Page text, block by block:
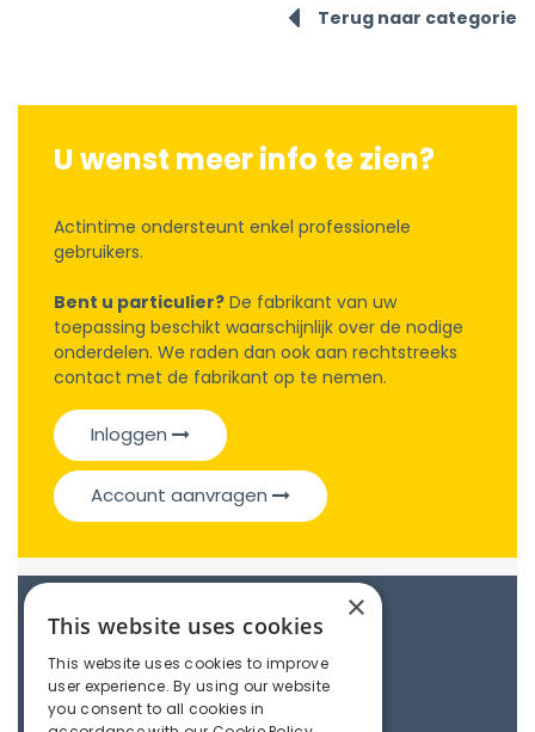
Terug naar categorie
U wenst meer info te zien?
Actintime ondersteunt enkel professionele
gebruikers.
Bent u particulier? De fabrikant van uw
toepassing beschikt waarschijnlijk over de nodige
onderdelen. We raden dan ook aan rechtstreeks
contact met de fabrikant op te nemen.
Inloggen
Account aanvragen
Catalogue
Couplings
×
This website uses cookies
This website uses cookies to improve
user experience. By using our website
you consent to all cookies in